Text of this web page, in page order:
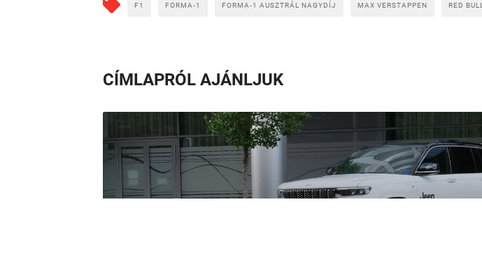
F1 FORMA-1 FORMA-1 AUSZTRÁL NAGYDÍJ MAX VERSTAPPEN RED BULL
CÍMLAPRÓL AJÁNLJUK